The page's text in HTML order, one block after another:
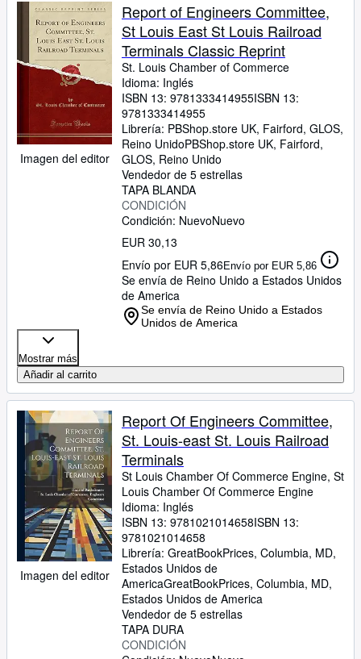
Imagen del editor
Report of Engineers Committee,
St Louis East St Louis Railroad
Terminals Classic Reprint
St. Louis Chamber of Commerce
Idioma: Inglés
ISBN 13: 9781333414955ISBN 13:
9781333414955
Librería: PBShop.store UK, Fairford, GLOS,
Reino UnidoPBShop.store UK, Fairford,
GLOS, Reino Unido
Vendedor de 5 estrellas
TAPA BLANDA
CONDICIÓN
Condición: NuevoNuevo
EUR 30,13
Envío por EUR 5,86Envío por EUR 5,86
Se envía de Reino Unido a Estados Unidos
de America
Se envía de Reino Unido a Estados
Unidos de America
Mostrar más
Añadir al carrito
Imagen del editor
Report Of Engineers Committee,
St. Louis-east St. Louis Railroad
Terminals
St Louis Chamber Of Commerce Engine, St
Louis Chamber Of Commerce Engine
Idioma: Inglés
ISBN 13: 9781021014658ISBN 13:
9781021014658
Librería: GreatBookPrices, Columbia, MD,
Estados Unidos de
AmericaGreatBookPrices, Columbia, MD,
Estados Unidos de America
Vendedor de 5 estrellas
TAPA DURA
CONDICIÓN